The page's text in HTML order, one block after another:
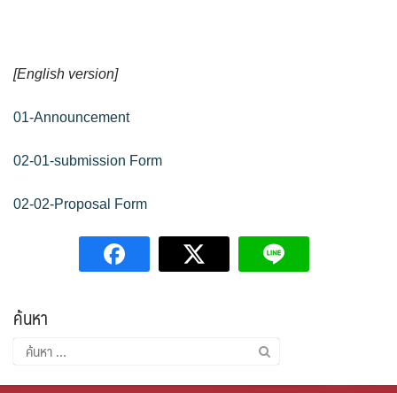
[English version]
01-Announcement
02-01-submission Form
02-02-Proposal Form
ค้นหา
ค้นหา
สำหรับ: